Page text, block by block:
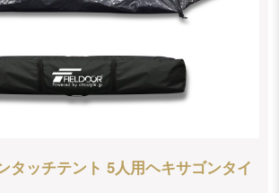
タッチテント 5人用ヘキサゴンタイ